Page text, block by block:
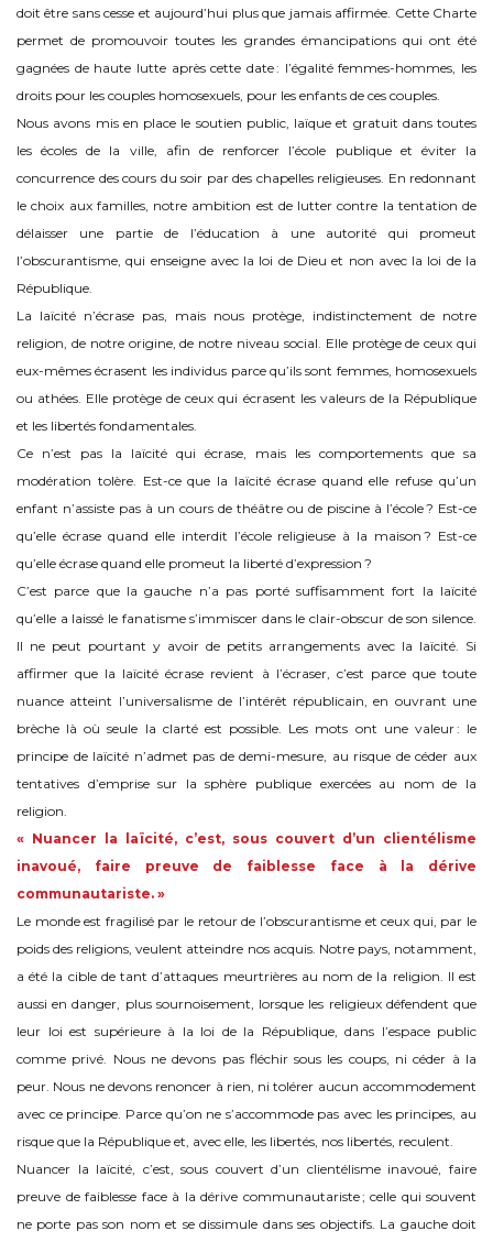
doit être sans cesse et aujourd’hui plus que jamais affirmée. Cette Charte
permet de promouvoir toutes les grandes émancipations qui ont été
gagnées de haute lutte après cette date : l’égalité femmes-hommes, les
droits pour les couples homosexuels, pour les enfants de ces couples.
Nous avons mis en place le soutien public, laïque et gratuit dans toutes
les écoles de la ville, afin de renforcer l’école publique et éviter la
concurrence des cours du soir par des chapelles religieuses. En redonnant
le choix aux familles, notre ambition est de lutter contre la tentation de
délaisser une partie de l’éducation à une autorité qui promeut
l’obscurantisme, qui enseigne avec la loi de Dieu et non avec la loi de la
République.
La laïcité n’écrase pas, mais nous protège, indistinctement de notre
religion, de notre origine, de notre niveau social. Elle protège de ceux qui
eux-mêmes écrasent les individus parce qu’ils sont femmes, homosexuels
ou athées. Elle protège de ceux qui écrasent les valeurs de la République
et les libertés fondamentales.
Ce n’est pas la laïcité qui écrase, mais les comportements que sa
modération tolère. Est-ce que la laïcité écrase quand elle refuse qu’un
enfant n’assiste pas à un cours de théâtre ou de piscine à l’école ? Est-ce
qu’elle écrase quand elle interdit l’école religieuse à la maison ? Est-ce
qu’elle écrase quand elle promeut la liberté d’expression ?
C’est parce que la gauche n’a pas porté suffisamment fort la laïcité
qu’elle a laissé le fanatisme s’immiscer dans le clair-obscur de son silence.
Il ne peut pourtant y avoir de petits arrangements avec la laïcité. Si
affirmer que la laïcité écrase revient à l’écraser, c’est parce que toute
nuance atteint l’universalisme de l’intérêt républicain, en ouvrant une
brèche là où seule la clarté est possible. Les mots ont une valeur : le
principe de laïcité n’admet pas de demi-mesure, au risque de céder aux
tentatives d’emprise sur la sphère publique exercées au nom de la
religion.
« Nuancer la laïcité, c’est, sous couvert d’un clientélisme
inavoué, faire preuve de faiblesse face à la dérive
communautariste. »
Le monde est fragilisé par le retour de l’obscurantisme et ceux qui, par le
poids des religions, veulent atteindre nos acquis. Notre pays, notamment,
a été la cible de tant d’attaques meurtrières au nom de la religion. Il est
aussi en danger, plus sournoisement, lorsque les religieux défendent que
leur loi est supérieure à la loi de la République, dans l’espace public
comme privé. Nous ne devons pas fléchir sous les coups, ni céder à la
peur. Nous ne devons renoncer à rien, ni tolérer aucun accommodement
avec ce principe. Parce qu’on ne s’accommode pas avec les principes, au
risque que la République et, avec elle, les libertés, nos libertés, reculent.
Nuancer la laïcité, c’est, sous couvert d’un clientélisme inavoué, faire
preuve de faiblesse face à la dérive communautariste ; celle qui souvent
ne porte pas son nom et se dissimule dans ses objectifs. La gauche doit